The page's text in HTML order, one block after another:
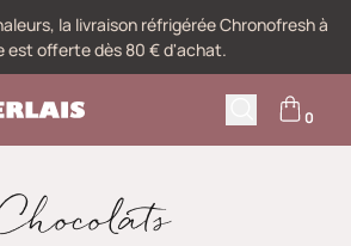
la livraison réfrigérée Chronofresh à
est offerte dès 80 € d'achat.
0